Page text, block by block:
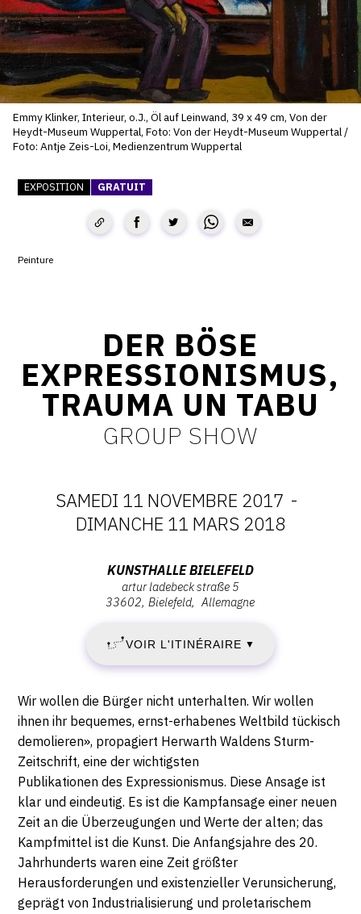
SERVICES
CRÉER SON CATALOGUE RAISONNÉ
ABONNEMENTS DÉDIÉS AUX GALERISTES
CRÉER SON SITE ARTISTE
CRÉER SON CATALOGUE D'EXPO
PUBLIER SES EXPOSITIONS
DEVENIR CONTRIBUTEUR
À PROPOS D'OAM
CONTACT
CGU
CGV
SUIVEZ-NOUS
FACEBOOK
PINTEREST
Emmy Klinker, Interieur, o.J., Öl auf Leinwand, 39 x 49 cm, Von der
Heydt-Museum Wuppertal, Foto: Von der Heydt-Museum Wuppertal /
Foto: Antje Zeis-Loi, Medienzentrum Wuppertal
EXPOSITION GRATUIT
Peinture
DER BÖSE
EXPRESSIONISMUS,
TRAUMA UN TABU
GROUP SHOW
DATES
:
SAMEDI
11
NOVEMBRE
2017
-
DIMANCHE
11
MARS
2018
SAMEDI 11 NOVEMBRE 2017 -
DIMANCHE 11 MARS 2018
Straße
5,
33602
Bielefeld
KUNSTHALLE BIELEFELD
artur ladebeck straße 5
33602 Bielefeld Allemagne
VOIR L'ITINÉRAIRE ▼
Description,
horaires...
Wir wollen die Bürger nicht unterhalten. Wir wollen
ihnen ihr bequemes, ernst-erhabenes Weltbild tückisch
demolieren», propagiert Herwarth Waldens Sturm-
Zeitschrift, eine der wichtigsten
Publikationen des Expressionismus. Diese Ansage ist
klar und eindeutig. Es ist die Kampfansage einer neuen
Zeit an die Überzeugungen und Werte der alten; das
Kampfmittel ist die Kunst. Die Anfangsjahre des 20.
Jahrhunderts waren eine Zeit größter
Herausforderungen und existenzieller Verunsicherung,
geprägt von Industrialisierung und proletarischem